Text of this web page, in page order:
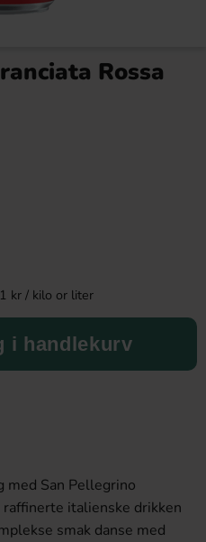
Chocolate 50g
Rossa
kr / kilo or liter
i handlekurv
med San Pellegrino
raffinerte italienske drikken
smak danse med